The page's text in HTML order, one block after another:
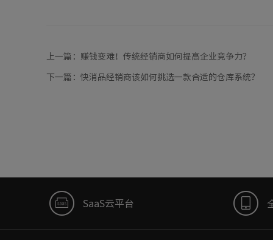
上一篇： 赚钱变难！传统经销商如何提高企业竞争力？
下一篇： 快消品经销商该如何挑选一款合适的仓库系统？
SaaS云平台